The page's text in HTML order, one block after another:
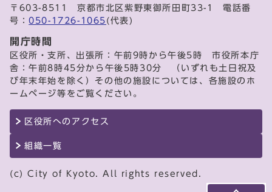
〒603-8511 京都市北区紫野東御所田町33-1 電話番
号：050-1726-1065 (代表)
開庁時間
区役所・支所、出張所：午前9時から午後5時 市役所本庁
舎：午前8時45分から午後5時30分 （いずれも土日祝及
び年末年始を除く）その他の施設については、各施設のホ
ームページ等をご覧ください。
区役所へのアクセス
組織一覧
(c) City of Kyoto. All rights reserved.